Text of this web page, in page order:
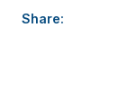
thúc đẩy chuyển
Share: